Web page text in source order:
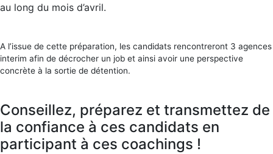
au long du mois d’avril.
A l’issue de cette préparation, les candidats rencontreront 3 agences
interim afin de décrocher un job et ainsi avoir une perspective
concrète à la sortie de détention.
Conseillez, préparez et transmettez de
la confiance à ces candidats en
participant à ces coachings !